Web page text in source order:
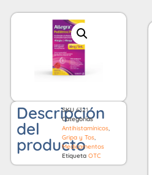
Descripción
del
producto
SKU6321
Categorías
Antihistamínicos
Gripa y Tos
Medicamentos
Etiqueta OTC